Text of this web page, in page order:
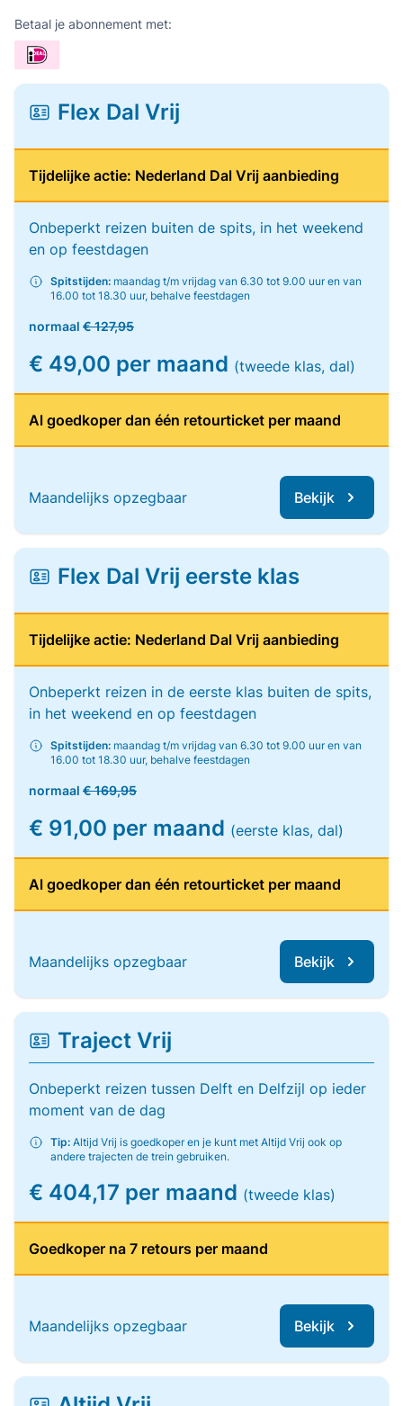
Betaal je abonnement met:
Flex Dal Vrij
Tijdelijke actie: Nederland Dal Vrij aanbieding
Onbeperkt reizen buiten de spits, in het weekend
en op feestdagen
Spitstijden: maandag t/m vrijdag van 6.30 tot 9.00 uur en van
16.00 tot 18.30 uur, behalve feestdagen
normaal € 127,95
€ 49,00 per maand (tweede klas, dal)
Al goedkoper dan één retourticket per maand
Maandelijks opzegbaar Bekijk
Flex Dal Vrij eerste klas
Tijdelijke actie: Nederland Dal Vrij aanbieding
Onbeperkt reizen in de eerste klas buiten de spits,
in het weekend en op feestdagen
Spitstijden: maandag t/m vrijdag van 6.30 tot 9.00 uur en van
16.00 tot 18.30 uur, behalve feestdagen
normaal € 169,95
€ 91,00 per maand (eerste klas, dal)
Al goedkoper dan één retourticket per maand
Maandelijks opzegbaar Bekijk
Traject Vrij
Onbeperkt reizen tussen Delft en Delfzijl op ieder
moment van de dag
Tip: Altijd Vrij is goedkoper en je kunt met Altijd Vrij ook op
andere trajecten de trein gebruiken.
€ 404,17 per maand (tweede klas)
Goedkoper na 7 retours per maand
Maandelijks opzegbaar Bekijk